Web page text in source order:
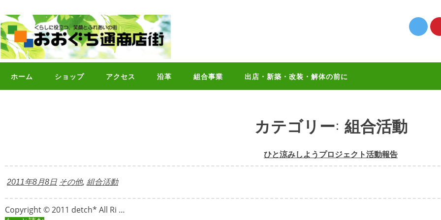
ン
テ
ン
ツ
へ
キ
ホーム ショップ アクセス 沿革 組合事業 出店・新築・改装・解体の前に
カテゴリー: 組合活動
ひと涼みしようプロジェクト活動報告
2011年8月8日 その他, 組合活動
Copyright © 2011 detch* All Ri …